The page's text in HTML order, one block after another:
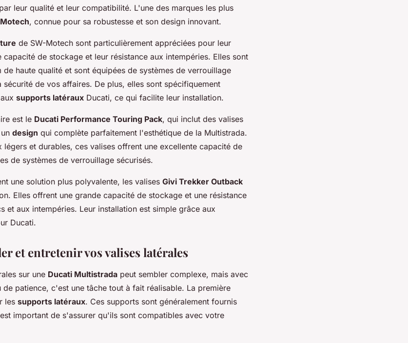
leur qualité et leur compatibilité. L'une des marques les plus
, connue pour sa robustesse et son design innovant.
de SW-Motech sont particulièrement appréciées pour leur
capacité de stockage et leur résistance aux intempéries. Elles sont
de haute qualité et sont équipées de systèmes de verrouillage
sécurité de vos affaires. De plus, elles sont spécifiquement
supports latéraux Ducati, ce qui facilite leur installation.
est le Ducati Performance Touring Pack, qui inclut des valises
design qui complète parfaitement l'esthétique de la Multistrada.
légers et durables, ces valises offrent une excellente capacité de
de systèmes de verrouillage sécurisés.
une solution plus polyvalente, les valises Givi Trekker Outback
Elles offrent une grande capacité de stockage et une résistance
et aux intempéries. Leur installation est simple grâce aux
Ducati.
et entretenir vos valises latérales
sur une Ducati Multistrada peut sembler complexe, mais avec
de patience, c'est une tâche tout à fait réalisable. La première
les supports latéraux. Ces supports sont généralement fournis
important de s'assurer qu'ils sont compatibles avec votre